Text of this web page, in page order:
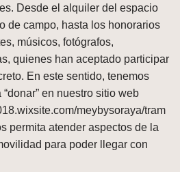
Desde el alquiler del espacio
de campo, hasta los honorarios
músicos, fotógrafos,
quienes han aceptado participar
En este sentido, tenemos
en nuestro sitio web
meybysoraya/tram
permita atender aspectos de la
para poder llegar con